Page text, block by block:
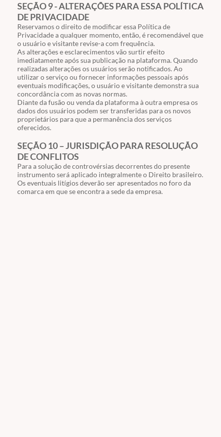
SEÇÃO 9 - ALTERAÇÕES PARA ESSA POLÍTICA
DE PRIVACIDADE
Reservamos o direito de modificar essa Política de
Privacidade a qualquer momento, então, é recomendável que
o usuário e visitante revise-a com frequência.
As alterações e esclarecimentos vão surtir efeito
imediatamente após sua publicação na plataforma. Quando
realizadas alterações os usuários serão notificados. Ao
utilizar o serviço ou fornecer informações pessoais após
eventuais modificações, o usuário e visitante demonstra sua
concordância com as novas normas.
Diante da fusão ou venda da plataforma à outra empresa os
dados dos usuários podem ser transferidas para os novos
proprietários para que a permanência dos serviços
oferecidos.
SEÇÃO 10 – JURISDIÇÃO PARA RESOLUÇÃO
DE CONFLITOS
Para a solução de controvérsias decorrentes do presente
instrumento será aplicado integralmente o Direito brasileiro.
Os eventuais litígios deverão ser apresentados no foro da
comarca em que se encontra a sede da empresa.